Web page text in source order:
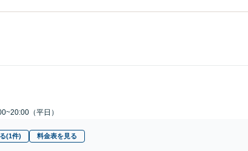
（平日）
(1件) 料金表を見る